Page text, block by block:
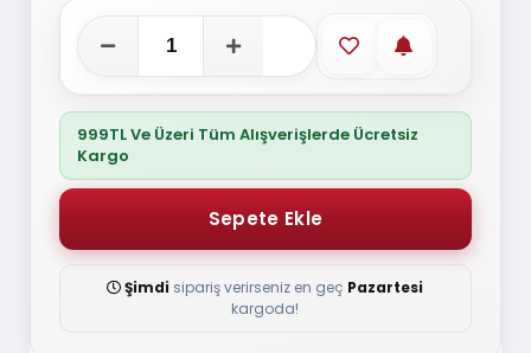
Favorilere ekle
Stoğa
999TL Ve Üzeri Tüm Alışverişlerde Ücretsiz
Kargo
Şimdi sipariş verirseniz en geç Pazartesi
kargoda!